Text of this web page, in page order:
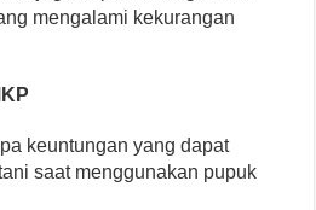
mengalami kekurangan
keuntungan yang dapat
saat menggunakan pupuk